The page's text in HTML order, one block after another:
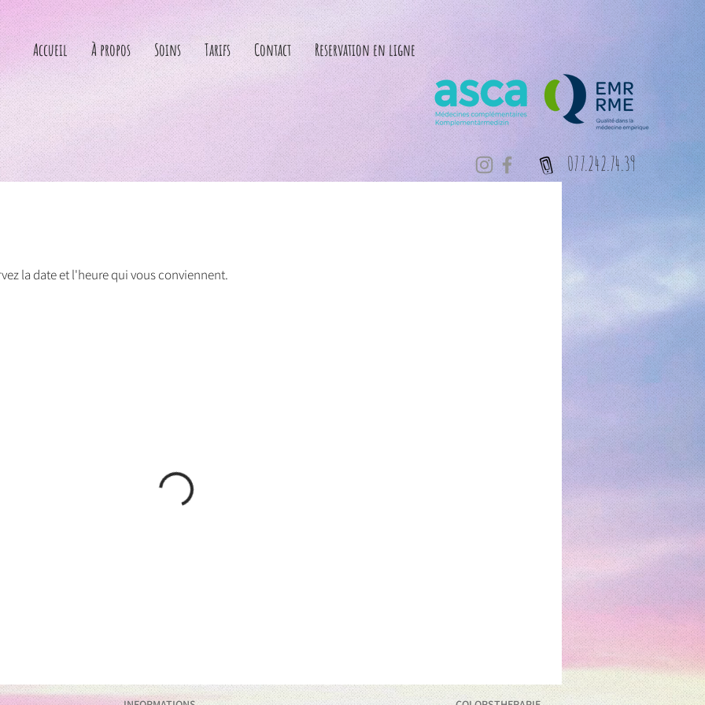
Accueil À propos Soins Tarifs Contact Reservation en ligne
077.242.74.39
la date et l'heure qui vous conviennent.